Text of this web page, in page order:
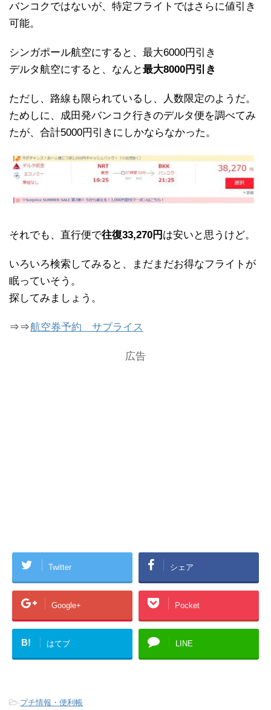
バンコクではないが、特定フライトではさらに値引き
可能。
シンガポール航空にすると、最大6000円引き
デルタ航空にすると、なんと最大8000円引き
ただし、路線も限られているし、人数限定のようだ。
ためしに、成田発バンコク行きのデルタ便を調べてみ
たが、合計5000円引きにしかならなかった。
それでも、直行便で往復33,270円 は安いと思うけど。
いろいろ検索してみると、まだまだお得なフライトが
眠っていそう。
探してみましょう。
⇒⇒航空券予約 サプライス
広告
Twitter シェア
Google+ Pocket
B! はてブ LINE
-プチ情報・便利帳